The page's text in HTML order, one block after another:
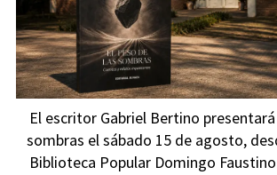
El escritor Gabriel Bertino
sombras el sábado 15 de agosto,
Biblioteca Popular Domingo